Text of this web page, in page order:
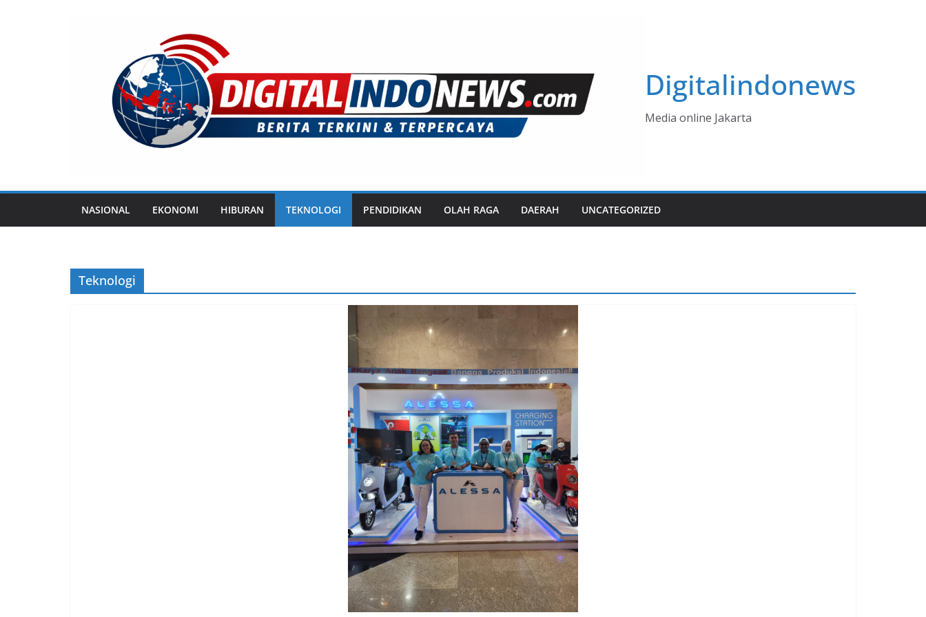
Digitalindonews
Media online Jakarta
NASIONAL EKONOMI HIBURAN TEKNOLOGI PENDIDIKAN OLAH RAGA DAERAH UNCATEGORIZED
Teknologi